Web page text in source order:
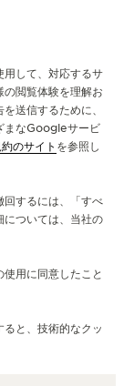
用して、対応するサ
閲覧体験を理解お
送信するために、
まなGoogleサービ
のサイト を参照し
回するには、「すべ
については、当社の
使用に同意したこと
ると、技術的なクッ